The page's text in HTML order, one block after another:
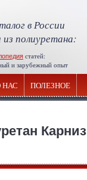
в России
полиуретана:
статей:
опыт
НАС ПОЛЕЗНОЕ
Карниз